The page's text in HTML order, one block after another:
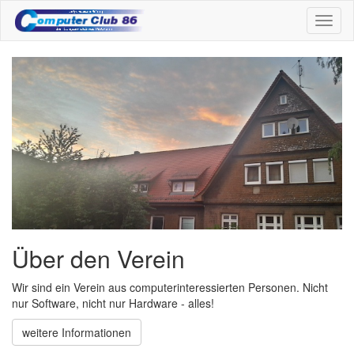
Über den Verein
Wir sind ein Verein aus computerinteressierten Personen. Nicht
nur Software, nicht nur Hardware - alles!
weitere Informationen